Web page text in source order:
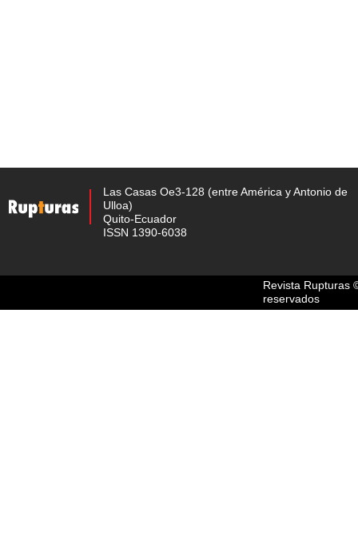
Las Casas Oe3-128 (entre América y Antonio de
Ulloa)
Quito-Ecuador
ISSN 1390-6038
Revista Rupturas
reservados